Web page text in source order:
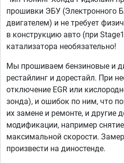
прошивки ЭБУ (Электронного
двигателем) и не требует
в конструкцию авто (при
катализатора необязательно!
Мы прошиваем бензиновые и
рестайлинг и дорестайл. При
отключение EGR или
зонда), и ошибок по ним, что
их замене и ремонте, и другие
модификации, например
максимальной скорости.
произвести на диностенде.